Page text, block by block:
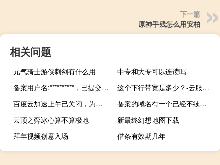
下一篇
原神手残怎么用安柏
相关问题
元气骑士游侠刺剑有什么用
中专和大专可以连读吗
备案用户名:**********，已提交注销备案，提示待上报
这个下行带宽是多少？-云服务器问题
百度云加速上午已关闭，为何网站还是有云加速
备案的域名有一个已经不续费，注销了，影响其他域名，如何操作
云顶之弈冰心算不算极地
新最终幻想地图下载
拜年视频创意入场
借条有效期几年